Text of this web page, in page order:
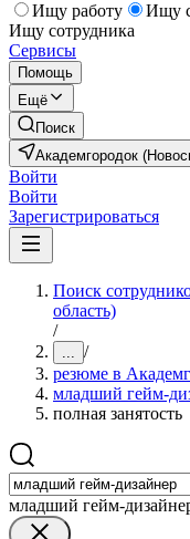
Ищу работу
Ищу
Ищу сотрудника
Сервисы
Помощь
Ещё
Поиск
Академгородок
Войти
Войти
Зарегистрироваться
Поиск
область)
/
... /
резюме в
младший гейм-
полная занятость
младший гейм-